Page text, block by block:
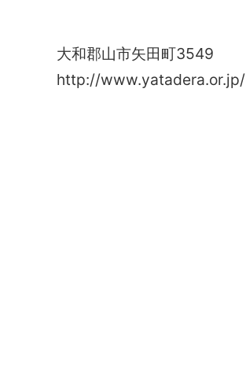
大和郡山市矢田町3549
http://www.yatadera.or.jp/